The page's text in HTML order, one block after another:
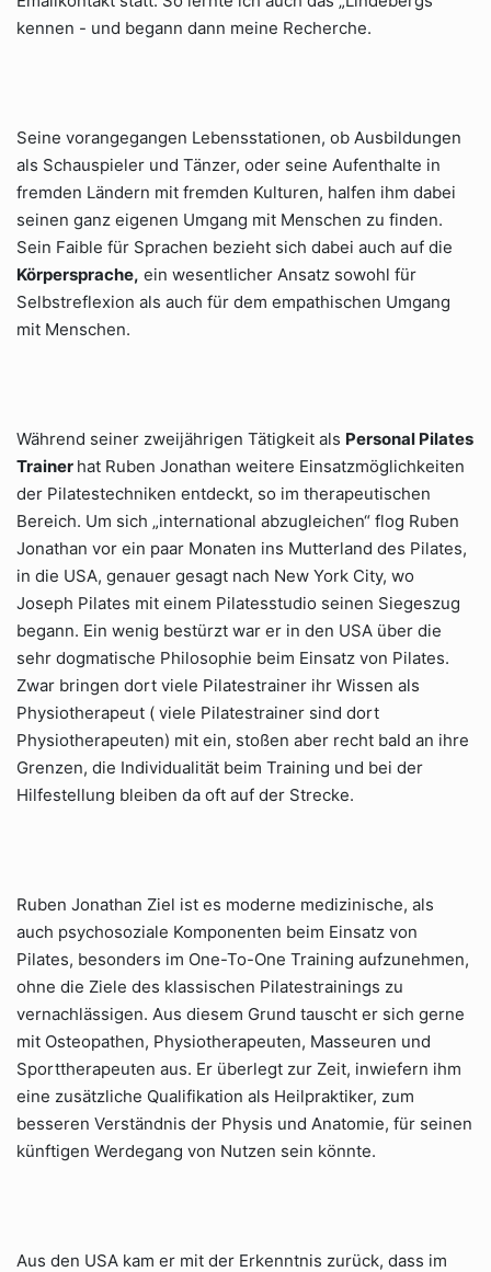
kennen - und begann dann meine Recherche.
Seine vorangegangen Lebensstationen, ob Ausbildungen
als Schauspieler und Tänzer, oder seine Aufenthalte in
fremden Ländern mit fremden Kulturen, halfen ihm dabei
seinen ganz eigenen Umgang mit Menschen zu finden.
Sein Faible für Sprachen bezieht sich dabei auch auf die
Körpersprache, ein wesentlicher Ansatz sowohl für
Selbstreflexion als auch für dem empathischen Umgang
mit Menschen.
Während seiner zweijährigen Tätigkeit als Personal Pilates
Trainer hat Ruben Jonathan weitere Einsatzmöglichkeiten
der Pilatestechniken entdeckt, so im therapeutischen
Bereich. Um sich „international abzugleichen“ flog Ruben
Jonathan vor ein paar Monaten ins Mutterland des Pilates,
in die USA, genauer gesagt nach New York City, wo
Joseph Pilates mit einem Pilatesstudio seinen Siegeszug
begann. Ein wenig bestürzt war er in den USA über die
sehr dogmatische Philosophie beim Einsatz von Pilates.
Zwar bringen dort viele Pilatestrainer ihr Wissen als
Physiotherapeut ( viele Pilatestrainer sind dort
Physiotherapeuten) mit ein, stoßen aber recht bald an ihre
Grenzen, die Individualität beim Training und bei der
Hilfestellung bleiben da oft auf der Strecke.
Ruben Jonathan Ziel ist es moderne medizinische, als
auch psychosoziale Komponenten beim Einsatz von
Pilates, besonders im One-To-One Training aufzunehmen,
ohne die Ziele des klassischen Pilatestrainings zu
vernachlässigen. Aus diesem Grund tauscht er sich gerne
mit Osteopathen, Physiotherapeuten, Masseuren und
Sporttherapeuten aus. Er überlegt zur Zeit, inwiefern ihm
eine zusätzliche Qualifikation als Heilpraktiker, zum
besseren Verständnis der Physis und Anatomie, für seinen
künftigen Werdegang von Nutzen sein könnte.
Aus den USA kam er mit der Erkenntnis zurück, dass im